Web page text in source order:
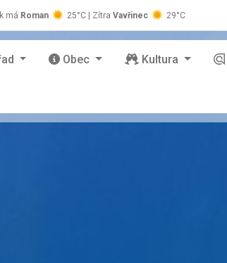
má Roman 25°C | Zítra Vavřinec 29°C
Obec Kultura